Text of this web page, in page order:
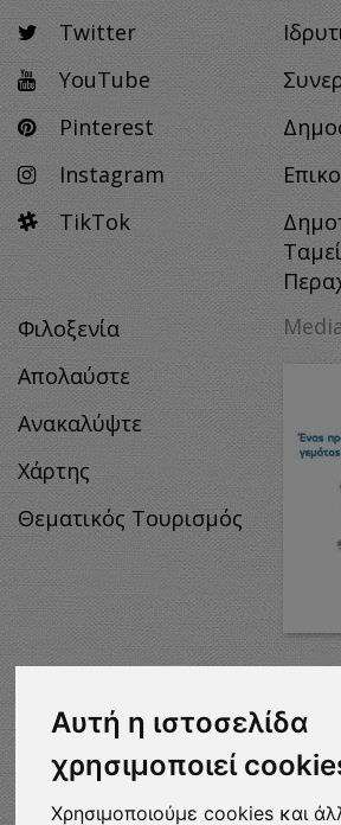
Αυτή η ιστοσελίδα
χρησιμοποιεί
Χρησιμοποιούμε cookies και
Twitter
YouTube
Pinterest
Instagram
TikTok
Φιλοξενία
Απολαύστε
Ανακαλύψτε
Χάρτης
Θεματικός Τουρισμός